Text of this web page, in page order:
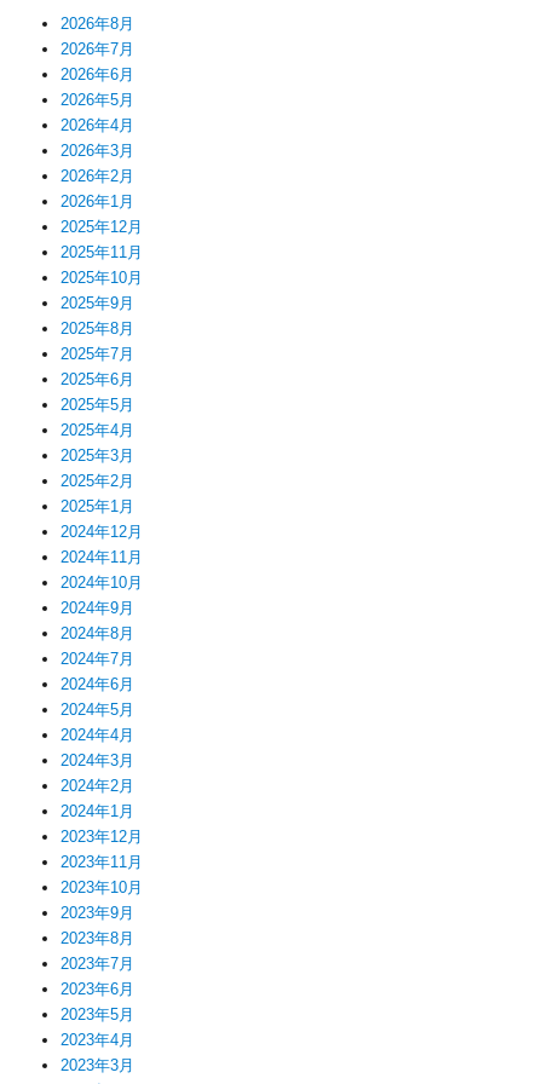
2026年8月
2026年7月
2026年6月
2026年5月
2026年4月
2026年3月
2026年2月
2026年1月
2025年12月
2025年11月
2025年10月
2025年9月
2025年8月
2025年7月
2025年6月
2025年5月
2025年4月
2025年3月
2025年2月
2025年1月
2024年12月
2024年11月
2024年10月
2024年9月
2024年8月
2024年7月
2024年6月
2024年5月
2024年4月
2024年3月
2024年2月
2024年1月
2023年12月
2023年11月
2023年10月
2023年9月
2023年8月
2023年7月
2023年6月
2023年5月
2023年4月
2023年3月